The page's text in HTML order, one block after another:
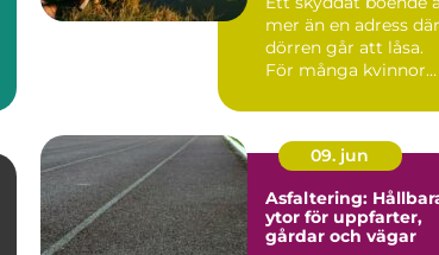
mer än en adress där
dörren går att låsa.
För många kvinnor
09. jun
Asfaltering:
ytor för uppfarter,
gårdar och vägar